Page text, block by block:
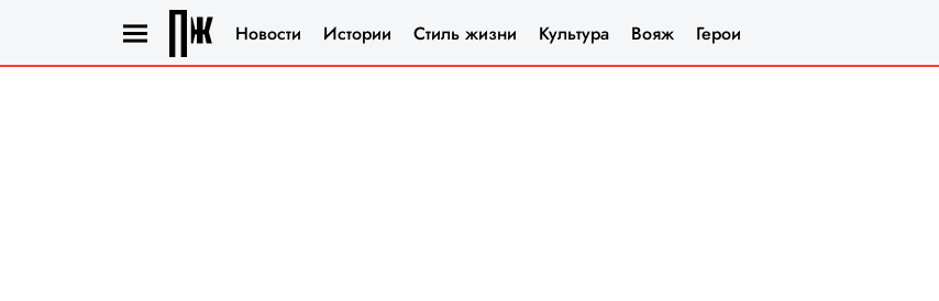
Новости Истории Стиль жизни Культура Вояж Герои